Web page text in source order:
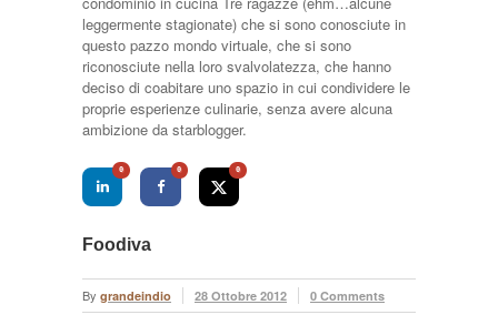
leggermente stagionate) che si sono conosciute in
questo pazzo mondo virtuale, che si sono
riconosciute nella loro svalvolatezza, che hanno
deciso di coabitare uno spazio in cui condividere le
proprie esperienze culinarie, senza avere alcuna
ambizione da starblogger.
0 0 0
Foodiva
By grandeindio 28 Ottobre 2012 0 Comments